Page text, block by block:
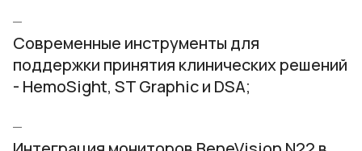
Современные инструменты для
поддержки принятия клинических решений
- HemoSight, ST Graphic и DSA;